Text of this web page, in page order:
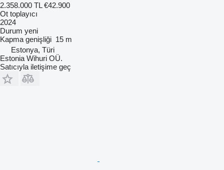
2.358.000 TL €42.900
Ot toplayıcı
2024
Durum yeni
Kapma genişliği 15 m
Estonya, Türi
Estonia Wihuri OÜ.
Satıcıyla iletişime geç